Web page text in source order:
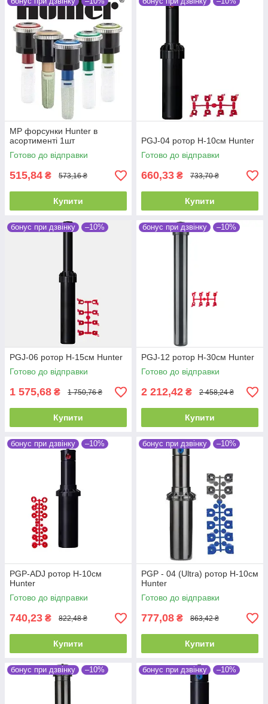
MP форсунки Hunter в
асортименті 1шт
Готово до відправки
515,84 ₴ 573,16 ₴
Купити
PGJ-04 ротор H-10см Hunter
Готово до відправки
660,33 ₴ 733,70 ₴
Купити
бонус при дзвінку –10%
PGJ-06 ротор H-15см Hunter
Готово до відправки
1 575,68 ₴ 1 750,76 ₴
Купити
бонус при дзвінку –10%
PGJ-12 ротор H-30см Hunter
Готово до відправки
2 212,42 ₴ 2 458,24 ₴
Купити
бонус при дзвінку –10%
PGP-ADJ ротор H-10см
Hunter
Готово до відправки
740,23 ₴ 822,48 ₴
Купити
бонус при дзвінку –10%
PGP - 04 (Ultra) ротор H-10см
Hunter
Готово до відправки
777,08 ₴ 863,42 ₴
Купити
бонус при дзвінку –10% бонус при дзвінку –10%